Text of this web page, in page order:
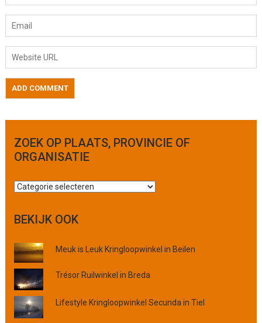
ZOEK OP PLAATS, PROVINCIE OF
ORGANISATIE
Z
e
k
p
p
a
t
BEKIJK OOK
Meuk is Leuk Kringloopwinkel in Beilen
Trésor Ruilwinkel in Breda
Lifestyle Kringloopwinkel Secunda in Tiel